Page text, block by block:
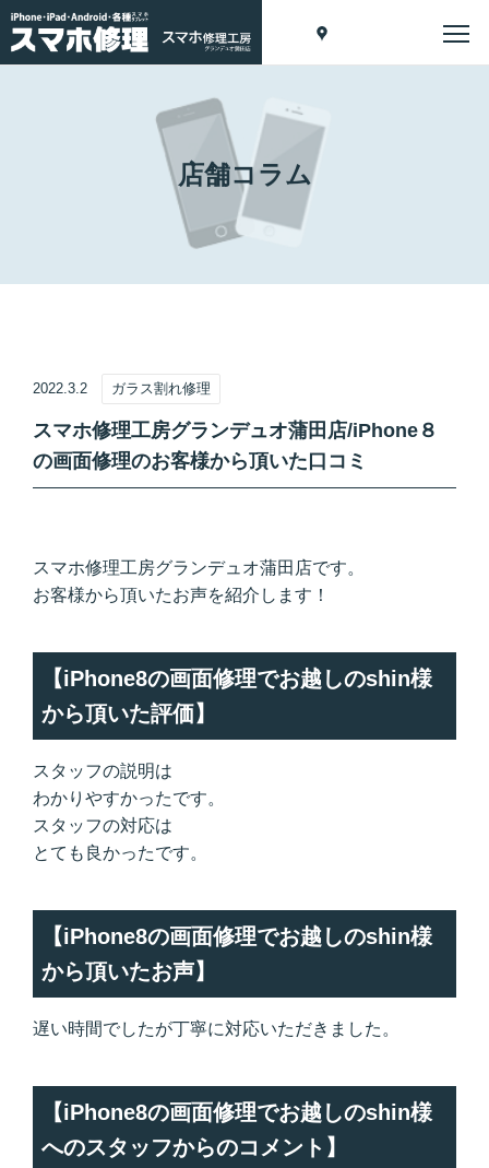
店舗コラム
2022.3.2 ガラス割れ修理
スマホ修理工房グランデュオ蒲田店/iPhone８
の画面修理のお客様から頂いた口コミ
スマホ修理工房グランデュオ蒲田店です。
お客様から頂いたお声を紹介します！
【iPhone8の画面修理でお越しのshin様
から頂いた評価】
スタッフの説明は
わかりやすかったです。
スタッフの対応は
とても良かったです。
【iPhone8の画面修理でお越しのshin様
から頂いたお声】
遅い時間でしたが丁寧に対応いただきました。
【iPhone8の画面修理でお越しのshin様
へのスタッフからのコメント】